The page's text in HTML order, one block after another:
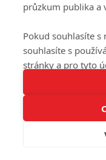
Tato stránka
© 2016 – 2026
Koncal studio s.r.o., IČO:
průzkum publika a
Pokud souhlasíte s
souhlasíte s
stránky a pro tyto
odmítnout, ale v
nebudou k
Vaše volby
tuto webovou
souhlasu můžete